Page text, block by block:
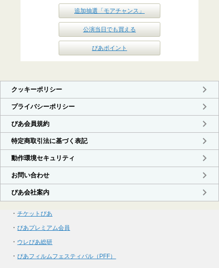
追加抽選「モアチャンス」
公演当日でも買える
ぴあポイント
・チケットぴあ
・ぴあプレミアム会員
・ ウレぴあ総研
・ぴあフィルムフェスティバル（PFF）